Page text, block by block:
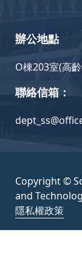
辦公地點
O棟203室(高
聯絡信箱：
Copyright ©
and
隱私權政策